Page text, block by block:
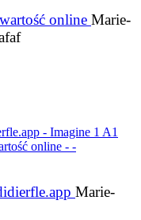
online Marie-
Marie-